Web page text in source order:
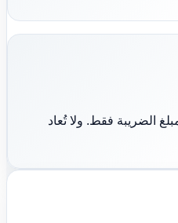
الضريبة فقط. ولا تُعاد